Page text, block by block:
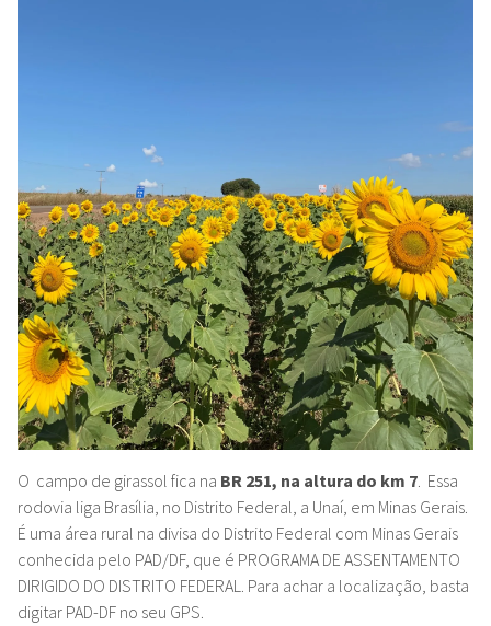
O campo de girassol fica na BR 251, na altura do km 7 . Essa
rodovia liga Brasília, no Distrito Federal, a Unaí, em Minas Gerais.
É uma área rural na divisa do Distrito Federal com Minas Gerais
conhecida pelo PAD/DF, que é PROGRAMA DE ASSENTAMENTO
DIRIGIDO DO DISTRITO FEDERAL. Para achar a localização, basta
digitar PAD-DF no seu GPS.